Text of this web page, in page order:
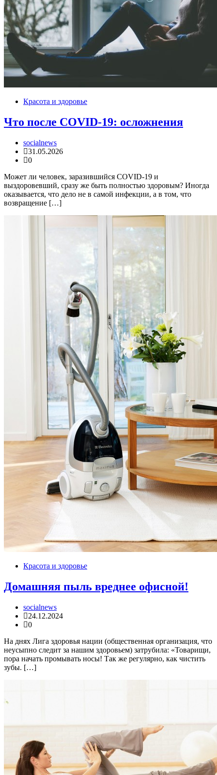
Красота и здоровье
Что после COVID-19: осложнения
socialnews
31.05.2026
0
Может ли человек, заразившийся COVID-19 и
выздоровевший, сразу же быть полностью здоровым? Иногда
оказывается, что дело не в самой инфекции, а в том, что
возвращение […]
Красота и здоровье
Домашняя пыль вреднее офисной!
socialnews
24.12.2024
0
На днях Лига здоровья нации (общественная организация, что
неусыпно следит за нашим здоровьем) затрубила: «Товарищи,
пора начать промывать носы! Так же регулярно, как чистить
зубы. […]